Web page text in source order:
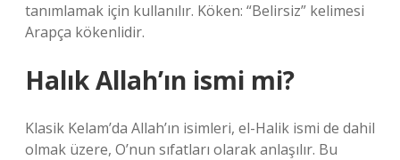
tanımlamak için kullanılır. Köken: “Belirsiz” kelimesi
Arapça kökenlidir.
Halık Allah’ın ismi mi?
Klasik Kelam’da Allah’ın isimleri, el-Halik ismi de dahil
olmak üzere, O’nun sıfatları olarak anlaşılır. Bu